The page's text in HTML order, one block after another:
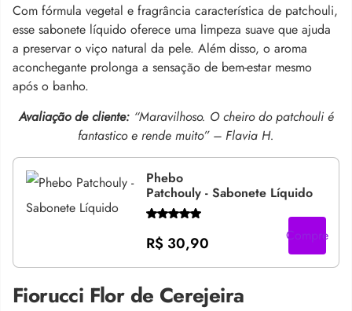
Com fórmula vegetal e fragrância característica de patchouli,
esse sabonete líquido oferece uma limpeza suave que ajuda
a preservar o viço natural da pele. Além disso, o aroma
aconchegante prolonga a sensação de bem-estar mesmo
após o banho.
Avaliação de cliente: “Maravilhoso. O cheiro do patchouli é
fantastico e rende muito” – Flavia H.
Phebo
Patchouly - Sabonete Líquido
R$ 30,90 Compre
Fiorucci Flor de Cerejeira